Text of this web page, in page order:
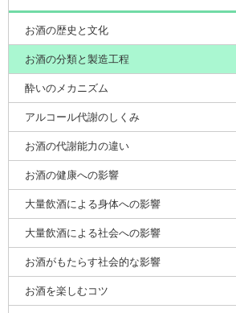
お酒の歴史と文化
お酒の分類と製造工程
酔いのメカニズム
アルコール代謝のしくみ
お酒の代謝能力の違い
お酒の健康への影響
大量飲酒による身体への影響
大量飲酒による社会への影響
お酒がもたらす社会的な影響
お酒を楽しむコツ